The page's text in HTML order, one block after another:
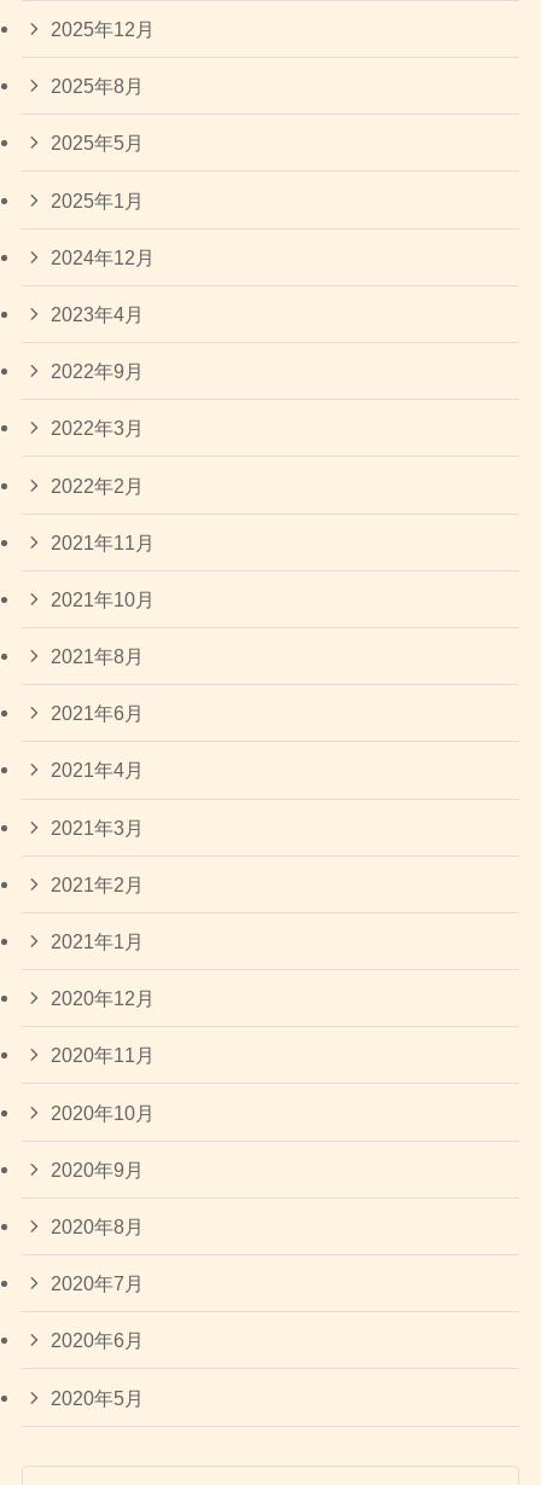
2025年12月
2025年8月
2025年5月
2025年1月
2024年12月
2023年4月
2022年9月
2022年3月
2022年2月
2021年11月
2021年10月
2021年8月
2021年6月
2021年4月
2021年3月
2021年2月
2021年1月
2020年12月
2020年11月
2020年10月
2020年9月
2020年8月
2020年7月
2020年6月
2020年5月